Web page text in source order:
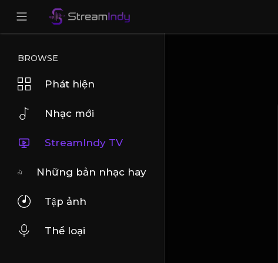
BROWSE
Phát hiện
Nhạc mới
StreamIndy TV
Những bản nhạc hay
Tập ảnh
Thể loại